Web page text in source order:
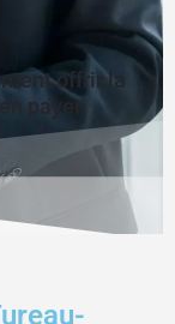
offrir la
payer